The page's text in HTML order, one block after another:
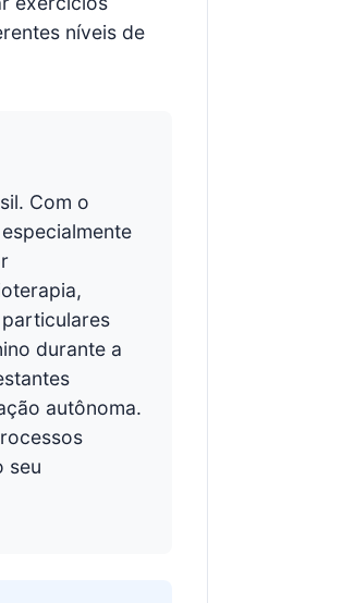
níveis de
Com o
durante a
autônoma.
seu